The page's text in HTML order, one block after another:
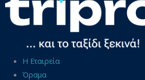
Η Εταιρεία
Όραμα